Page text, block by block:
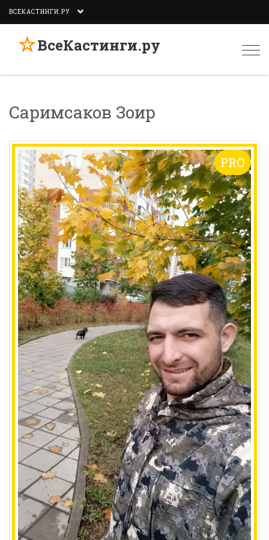
ВСЕКАСТИНГИ.РУ
☆ВсеКастинги.ру
Саримсаков Зоир
PRO